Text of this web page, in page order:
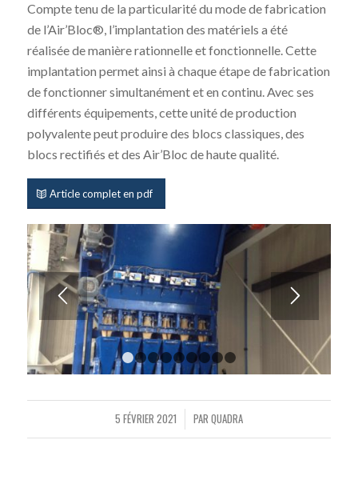
Compte tenu de la particularité du mode de fabrication
de l’Air’Bloc®, l’implantation des matériels a été
réalisée de manière rationnelle et fonctionnelle. Cette
implantation permet ainsi à chaque étape de fabrication
de fonctionner simultanément et en continu. Avec ses
différents équipements, cette unité de production
polyvalente peut produire des blocs classiques, des
blocs rectifiés et des Air’Bloc de haute qualité.
Article complet en pdf
1 2 8 9
5 FÉVRIER 2021
/ PAR QUADRA